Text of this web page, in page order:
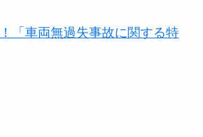
「車両無過失事故に関する特